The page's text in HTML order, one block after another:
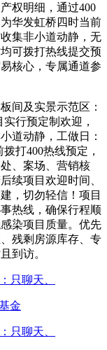
权明细，通过400
华发虹桥四时当前
集非小道动静，无
可拨打热线提交预
核心，专属通道参
及实景示范区：
行预定制欢迎，
道动静，工做日：
打400热线预定，
、案场、营销核
续项目欢迎时间、
，切勿轻信！项目
热线，确保行程顺
染项目质量。优先
残剩房源库存、专
到访。
只聊天、
金
只聊天、